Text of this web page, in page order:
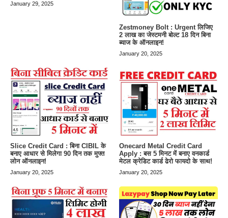
January 29, 2025
Zestmoney Bolt : Urgent लिजिए
2 लाख का जेस्टमनी बोल्ट 18 दिन बिना
ब्याज के ऑनलाइन!
January 20, 2025
Slice Credit Card : बिना CIBIL के
बनाए आधार से मिलेगा 90 दिन तक मुफ्त
लोन ऑनलाइन!
January 20, 2025
Onecard Metal Credit Card
Apply : बस 5 मिनट में बनाए वनकार्ड
मेटल क्रेडिट कार्ड ढेरो फायदो के साथ!
January 20, 2025